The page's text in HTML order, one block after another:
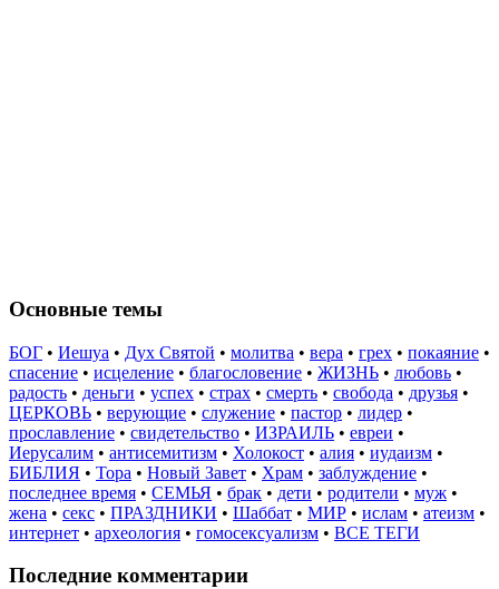
Основные темы
БОГ • Иешуа • Дух Святой • молитва • вера • грех • покаяние •
спасение • исцеление • благословение • ЖИЗНЬ • любовь •
радость • деньги • успех • страх • смерть • свобода • друзья •
ЦЕРКОВЬ • верующие • служение • пастор • лидер •
прославление • свидетельство • ИЗРАИЛЬ • евреи •
Иерусалим • антисемитизм • Холокост • алия • иудаизм •
БИБЛИЯ • Тора • Новый Завет • Храм • заблуждение •
последнее время • СЕМЬЯ • брак • дети • родители • муж •
жена • секс • ПРАЗДНИКИ • Шаббат • МИР • ислам • атеизм •
интернет • археология • гомосексуализм • ВСЕ ТЕГИ
Последние комментарии